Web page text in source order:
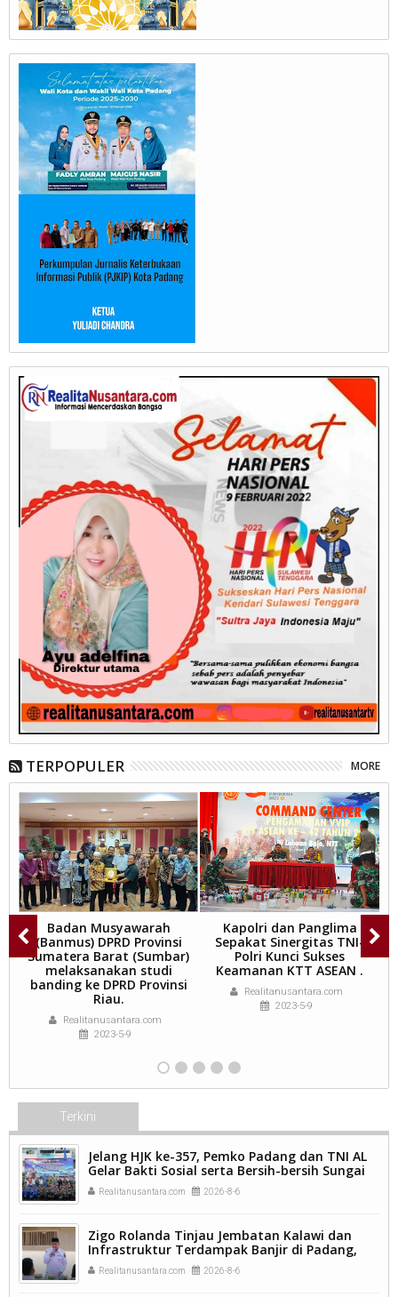
TERPOPULER MORE
Badan Musyawarah
(Banmus) DPRD Provinsi
Sumatera Barat (Sumbar)
melaksanakan studi
banding ke DPRD Provinsi
Riau.
Realitanusantara.com
2023-5-9
Kapolri dan Panglima
Sepakat Sinergitas TNI-
Polri Kunci Sukses
Keamanan KTT ASEAN .
Realitanusantara.com
2023-5-9
Terkini
Jelang HJK ke-357, Pemko Padang dan TNI AL
Gelar Bakti Sosial serta Bersih-bersih Sungai
Batang Arau.
Realitanusantara.com 2026-8-6
Zigo Rolanda Tinjau Jembatan Kalawi dan
Infrastruktur Terdampak Banjir di Padang,
Pemulihan Pascabencana Jadi Prioritas.
Realitanusantara.com 2026-8-6